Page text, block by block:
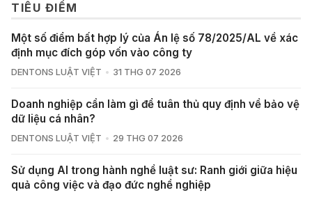
TIÊU ĐIỂM
Một số điểm bất hợp lý của Án lệ số 78/2025/AL về xác
định mục đích góp vốn vào công ty
DENTONS LUẬT VIỆT 31 THG 07 2026
Doanh nghiệp cần làm gì để tuân thủ quy định về bảo vệ
dữ liệu cá nhân?
DENTONS LUẬT VIỆT 29 THG 07 2026
Sử dụng AI trong hành nghề luật sư: Ranh giới giữa hiệu
quả công việc và đạo đức nghề nghiệp